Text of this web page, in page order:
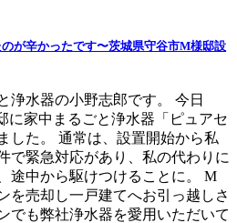
が辛かったです〜茨城県守谷市M様邸設
浄水器の小野志郎です。 今日
に家中まるごと浄水器「ピュアセ
した。 通常は、設置開始から私
で緊急対応があり、私の代わりに
途中から駆けつけることに。 M
を売却し一戸建てへお引っ越しさ
でも弊社浄水器を愛用いただいて